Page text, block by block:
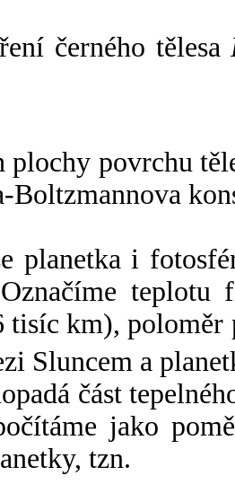
černého tělesa
plochy povrchu
Boltzmannova
planetka i
tisíc km),
Sluncem a
část
jako
tzn.